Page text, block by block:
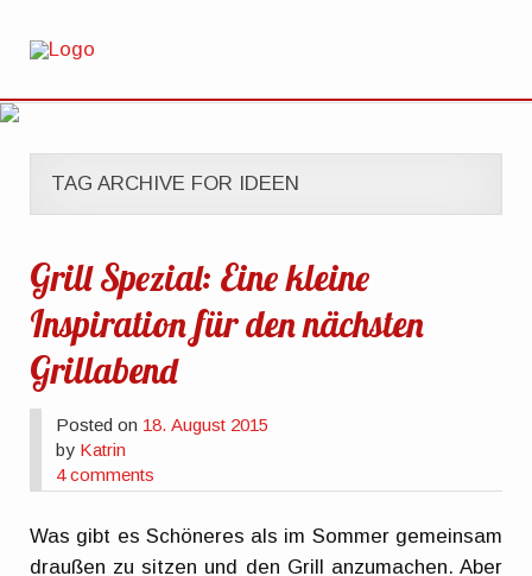
TAG ARCHIVE FOR IDEEN
Grill Spezial: Eine kleine
Inspiration für den nächsten
Grillabend
Posted on 18. August 2015
by Katrin
4 comments
Was gibt es Schöneres als im Sommer gemeinsam
draußen zu sitzen und den Grill anzumachen. Aber